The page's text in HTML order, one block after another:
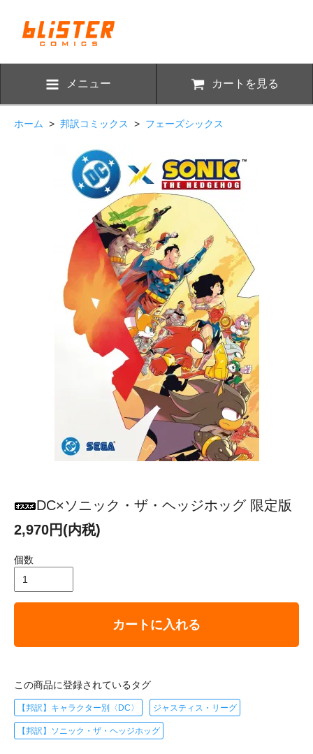
メニュー カートを見る
ホーム > 邦訳コミックス > フェーズシックス
DC×ソニック・ザ・ヘッジホッグ 限定版
2,970円(内税)
個数
カートに入れる
この商品に登録されているタグ
【邦訳】キャラクター別〈DC〉 ジャスティス・リーグ
【邦訳】ソニック・ザ・ヘッジホッグ